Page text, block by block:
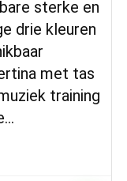
sterke en
drie kleuren
met tas
training